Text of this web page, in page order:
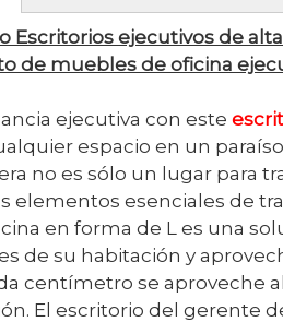
Escritorios ejecutivos de
de muebles de oficina
ejecutiva con este
espacio en un
no es sólo un lugar para
elementos esenciales de
en forma de L es una
de su habitación y
centímetro se aproveche
El escritorio del gerente